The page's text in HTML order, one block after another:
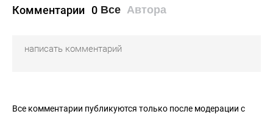
Комментарии 0 Все Автора
Все комментарии публикуются только после модерации с